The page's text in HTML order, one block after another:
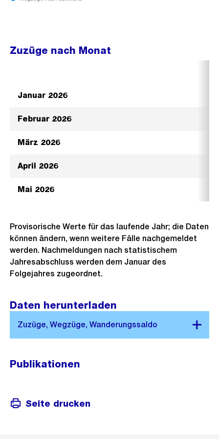
Zuzüge nach Monat
Januar 2026
Februar 2026
März 2026
April 2026
Mai 2026
Provisorische Werte für das laufende Jahr; die Daten
können ändern, wenn weitere Fälle nachgemeldet
werden. Nachmeldungen nach statistischem
Jahresabschluss werden dem Januar des
Folgejahres zugeordnet.
Daten herunterladen
Publikationen
Seite drucken